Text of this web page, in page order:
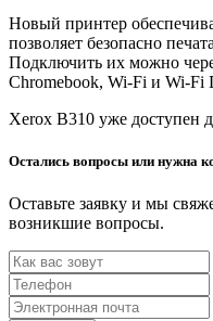
Новый принтер
позволяет безопасно
Подключить их можно
Chromebook, Wi-Fi и Wi-Fi
Xerox B310 уже доступен
Остались вопросы или нужна
Оставьте заявку и мы
возникшие вопросы.